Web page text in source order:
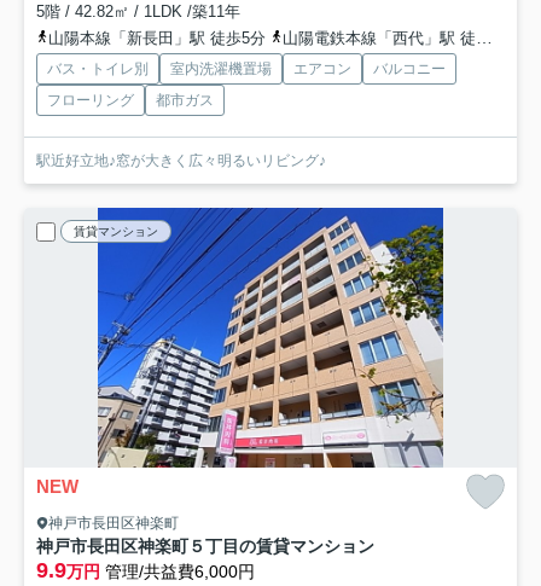
5階 / 42.82㎡ / 1LDK /築11年
山陽本線「新長田」駅 徒歩5分
山陽電鉄本線「西代」駅 徒歩6分
バス・トイレ別 室内洗濯機置場 エアコン
バルコニー
フローリング
都市ガス
駅近好立地♪窓が大きく広々明るいリビング♪
賃貸マンション
NEW
神戸市長田区神楽町
神戸市長田区神楽町５丁目の賃貸マンション
9.9万円 管理/共益費6,000円